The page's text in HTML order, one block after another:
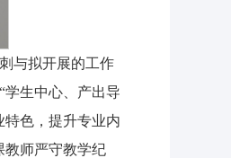
与拟开展的工作
学生中心、产出导
特色，提升专业内
教师严守教学纪